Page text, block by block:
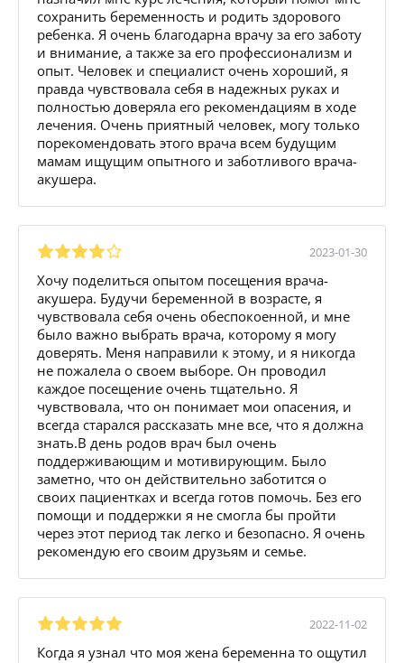
сохранить беременность и родить здорового
ребенка. Я очень благодарна врачу за его заботу
и внимание, а также за его профессионализм и
опыт. Человек и специалист очень хороший, я
правда чувствовала себя в надежных руках и
полностью доверяла его рекомендациям в ходе
лечения. Очень приятный человек, могу только
порекомендовать этого врача всем будущим
мамам ищущим опытного и заботливого врача-
акушера.
2023-01-30
Хочу поделиться опытом посещения врача-
акушера. Будучи беременной в возрасте, я
чувствовала себя очень обеспокоенной, и мне
было важно выбрать врача, которому я могу
доверять. Меня направили к этому, и я никогда
не пожалела о своем выборе. Он проводил
каждое посещение очень тщательно. Я
чувствовала, что он понимает мои опасения, и
всегда старался рассказать мне все, что я должна
знать.В день родов врач был очень
поддерживающим и мотивирующим. Было
заметно, что он действительно заботится о
своих пациентках и всегда готов помочь. Без его
помощи и поддержки я не смогла бы пройти
через этот период так легко и безопасно. Я очень
рекомендую его своим друзьям и семье.
2022-11-02
Когда я узнал что моя жена беременна то ощутил